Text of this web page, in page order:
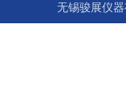
无锡骏展仪